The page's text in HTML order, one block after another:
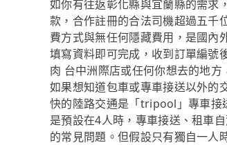
如你有往返彰化縣與宜蘭縣的需
款，合作註冊的合法司機超過五千
費方式與無任何隱藏費用，是國內
填寫資料即可完成，收到訂單編號
肉 台中洲際店或任何你想去的地方
如果想知道包車或專車接送以外的
快的陸路交通是「tripool」專車接
是預設在4人時，專車接送、租車
的常見問題。但假設只有獨自一